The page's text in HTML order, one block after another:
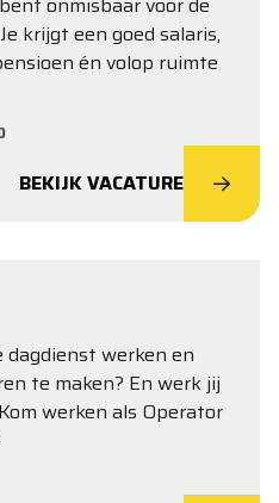
krijgt een goed salaris,
én volop ruimte
BEKIJK VACATURE
werken en
te maken? En werk jij
werken als Operator